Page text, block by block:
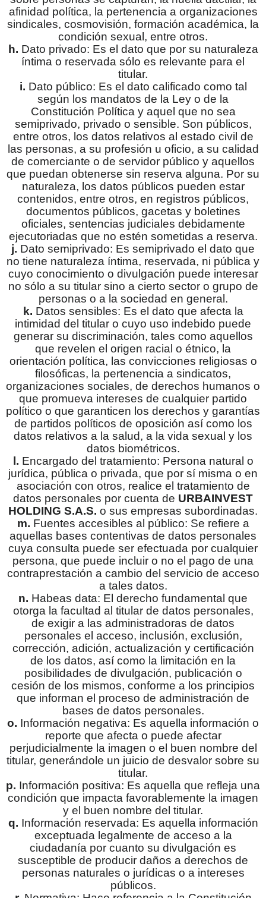
afinidad política, la pertenencia a organizaciones
sindicales, cosmovisión, formación académica, la
condición sexual, entre otros.
h. Dato privado: Es el dato que por su naturaleza
íntima o reservada sólo es relevante para el
titular.
i. Dato público: Es el dato calificado como tal
según los mandatos de la Ley o de la
Constitución Política y aquel que no sea
semiprivado, privado o sensible. Son públicos,
entre otros, los datos relativos al estado civil de
las personas, a su profesión u oficio, a su calidad
de comerciante o de servidor público y aquellos
que puedan obtenerse sin reserva alguna. Por su
naturaleza, los datos públicos pueden estar
contenidos, entre otros, en registros públicos,
documentos públicos, gacetas y boletines
oficiales, sentencias judiciales debidamente
ejecutoriadas que no estén sometidas a reserva.
j. Dato semiprivado: Es semiprivado el dato que
no tiene naturaleza íntima, reservada, ni pública y
cuyo conocimiento o divulgación puede interesar
no sólo a su titular sino a cierto sector o grupo de
personas o a la sociedad en general.
k. Datos sensibles: Es el dato que afecta la
intimidad del titular o cuyo uso indebido puede
generar su discriminación, tales como aquellos
que revelen el origen racial o étnico, la
orientación política, las convicciones religiosas o
filosóficas, la pertenencia a sindicatos,
organizaciones sociales, de derechos humanos o
que promueva intereses de cualquier partido
político o que garanticen los derechos y garantías
de partidos políticos de oposición así como los
datos relativos a la salud, a la vida sexual y los
datos biométricos.
l. Encargado del tratamiento: Persona natural o
jurídica, pública o privada, que por sí misma o en
asociación con otros, realice el tratamiento de
datos personales por cuenta de URBAINVEST
HOLDING S.A.S. o sus empresas subordinadas.
m. Fuentes accesibles al público: Se refiere a
aquellas bases contentivas de datos personales
cuya consulta puede ser efectuada por cualquier
persona, que puede incluir o no el pago de una
contraprestación a cambio del servicio de acceso
a tales datos.
n. Habeas data: El derecho fundamental que
otorga la facultad al titular de datos personales,
de exigir a las administradoras de datos
personales el acceso, inclusión, exclusión,
corrección, adición, actualización y certificación
de los datos, así como la limitación en la
posibilidades de divulgación, publicación o
cesión de los mismos, conforme a los principios
que informan el proceso de administración de
bases de datos personales.
o. Información negativa: Es aquella información o
reporte que afecta o puede afectar
perjudicialmente la imagen o el buen nombre del
titular, generándole un juicio de desvalor sobre su
titular.
p. Información positiva: Es aquella que refleja una
condición que impacta favorablemente la imagen
y el buen nombre del titular.
q. Información reservada: Es aquella información
exceptuada legalmente de acceso a la
ciudadanía por cuanto su divulgación es
susceptible de producir daños a derechos de
personas naturales o jurídicas o a intereses
públicos.